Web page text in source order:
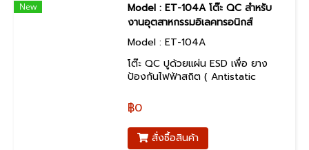
New
Model : ET-104A โต๊ะ QC สำหรับ
งานอุตสาหกรรมอิเลคทรอนิกส์
Model : ET-104A
โต๊ะ QC ปูด้วยแผ่น ESD เพื่อ ยาง
ป้องกันไฟฟ้าสถิต ( Antistatic
คุณสมบัติ ช่วยป้องกันการเกิด
ไฟฟ้าสถิตและช่วยถ่ายเทประจุไฟฟ้า
สถิตจากชิ้นงานหรือวัสดุบนโต๊ะงานลง
สู่พื้น เหมาะสำหรับการนำไปใช้งาน
฿0
สั่งซื้อสินค้า